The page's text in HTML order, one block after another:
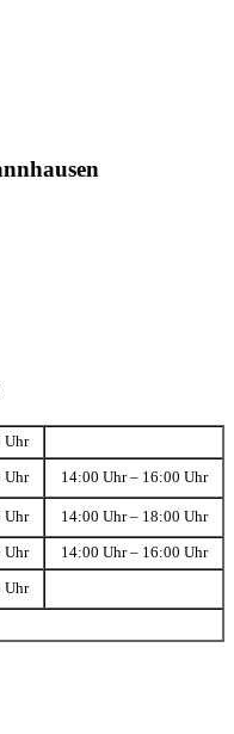
Uhr
Uhr 14:00 Uhr – 16:00 Uhr
Uhr 14:00 Uhr – 18:00 Uhr
Uhr 14:00 Uhr – 16:00 Uhr
Uhr